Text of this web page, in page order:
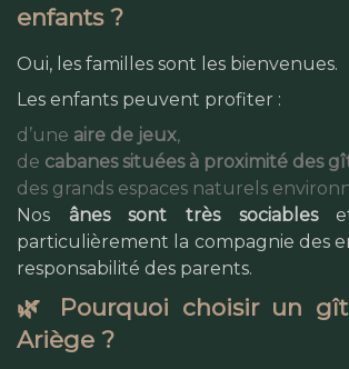
enfants ?
Oui, les familles sont les bienvenues.
Les enfants peuvent profiter :
d’une aire de jeux,
de cabanes situées à proximité des
des grands espaces naturels
Nos ânes sont très sociableset
particulièrement la compagnie des
responsabilité des parents.
🌿 Pourquoi choisir un
Ariège ?